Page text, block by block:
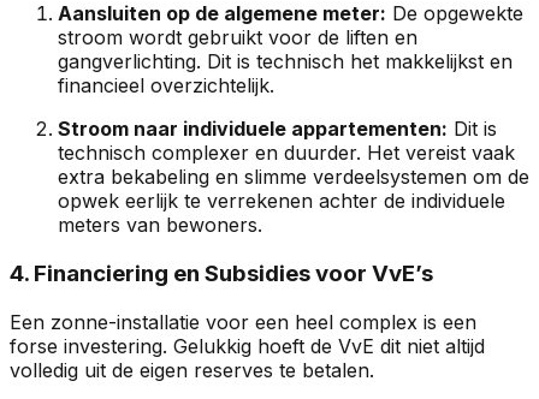
Aansluiten op de algemene meter: De opgewekte
stroom wordt gebruikt voor de liften en
gangverlichting. Dit is technisch het makkelijkst en
financieel overzichtelijk.
Stroom naar individuele appartementen: Dit is
technisch complexer en duurder. Het vereist vaak
extra bekabeling en slimme verdeelsystemen om de
opwek eerlijk te verrekenen achter de individuele
meters van bewoners.
4. Financiering en Subsidies voor VvE’s
Een zonne-installatie voor een heel complex is een
forse investering. Gelukkig hoeft de VvE dit niet altijd
volledig uit de eigen reserves te betalen.